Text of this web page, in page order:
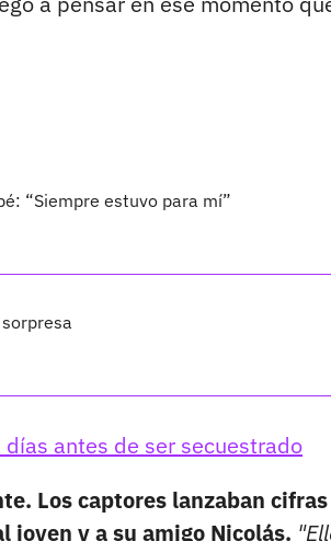
“Siempre estuvo para mí”
antes de ser secuestrado
Los captores lanzaban
joven y a su amigo Nicolás.